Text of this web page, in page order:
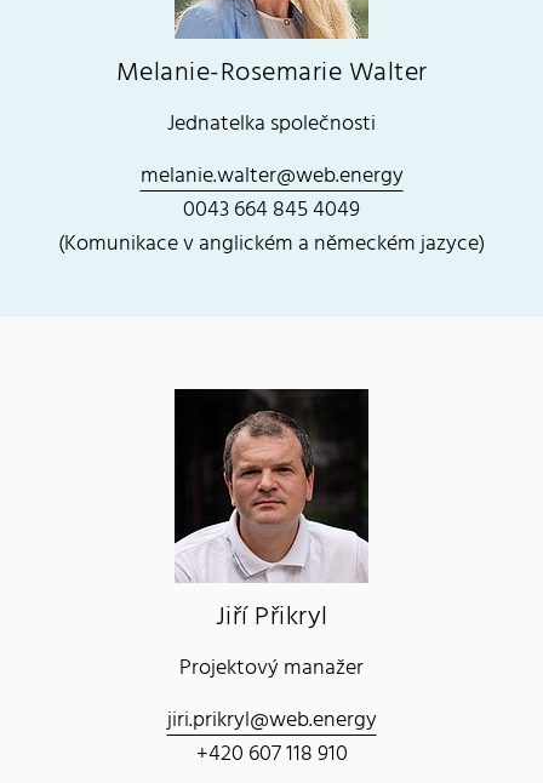
Melanie-Rosemarie Walter
Jednatelka společnosti
melanie.walter@web.energy
0043 664 845 4049
(Komunikace v anglickém a německém jazyce)
Jiří Přikryl
Projektový manažer
jiri.prikryl@web.energy
+420 607 118 910